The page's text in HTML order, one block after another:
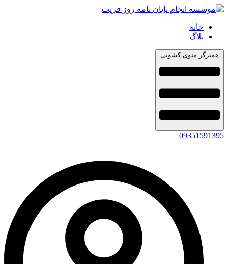
خانه
بلاگ
همبرگر منوی کشویی
09351591395